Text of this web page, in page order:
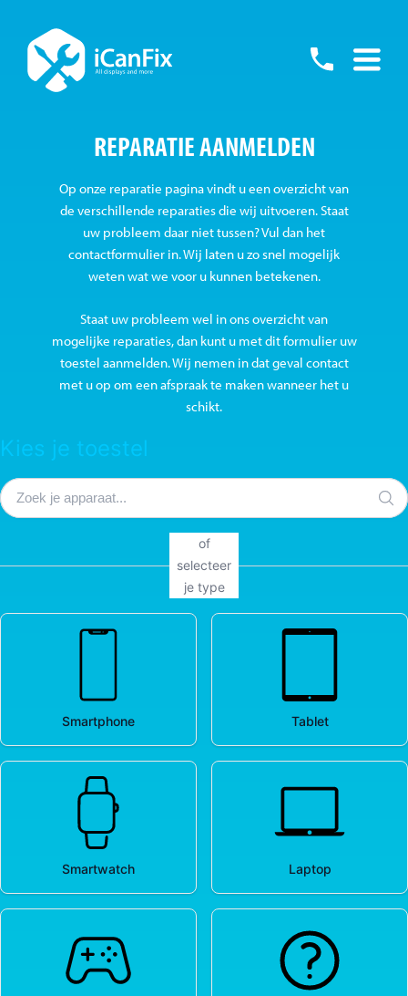
content
055
REPARATIE AANMELDEN
Op onze reparatie pagina vindt u een overzicht van
de verschillende reparaties die wij uitvoeren. Staat
uw probleem daar niet tussen? Vul dan het
contactformulier in. Wij laten u zo snel mogelijk
weten wat we voor u kunnen betekenen.
Staat uw probleem wel in ons overzicht van
mogelijke reparaties, dan kunt u met dit formulier uw
toestel aanmelden. Wij nemen in dat geval contact
met u op om een afspraak te maken wanneer het u
schikt.